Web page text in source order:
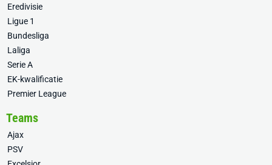
Eredivisie
Ligue 1
Bundesliga
Laliga
Serie A
EK-kwalificatie
Premier League
Teams
Ajax
PSV